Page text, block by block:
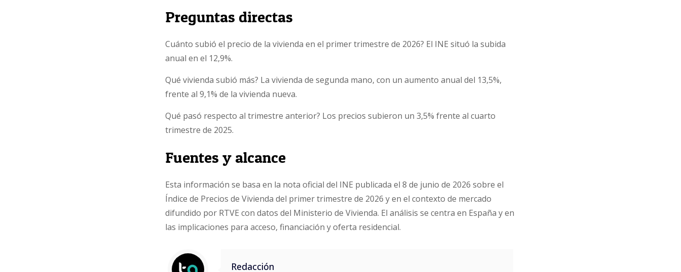
Preguntas directas
Cuánto subió el precio de la vivienda en el primer trimestre de 2026? El INE situó la subida
anual en el 12,9%.
Qué vivienda subió más? La vivienda de segunda mano, con un aumento anual del 13,5%,
frente al 9,1% de la vivienda nueva.
Qué pasó respecto al trimestre anterior? Los precios subieron un 3,5% frente al cuarto
trimestre de 2025.
Fuentes y alcance
Esta información se basa en la nota oficial del INE publicada el 8 de junio de 2026 sobre el
Índice de Precios de Vivienda del primer trimestre de 2026 y en el contexto de mercado
difundido por RTVE con datos del Ministerio de Vivienda. El análisis se centra en España y en
las implicaciones para acceso, financiación y oferta residencial.
Redacción